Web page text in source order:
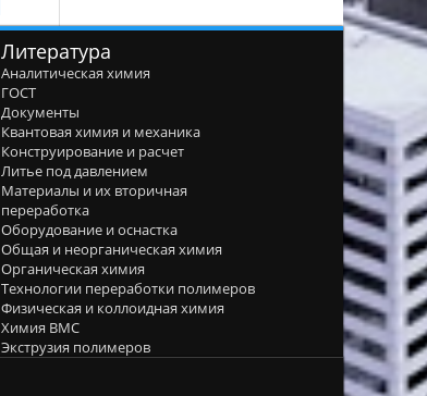
Литература
Аналитическая химия
ГОСТ
Документы
Квантовая химия и механика
Конструирование и расчет
Литье под давлением
Материалы и их вторичная
переработка
Оборудование и оснастка
Общая и неорганическая химия
Органическая химия
Технологии переработки полимеров
Физическая и коллоидная химия
Химия ВМС
Экструзия полимеров